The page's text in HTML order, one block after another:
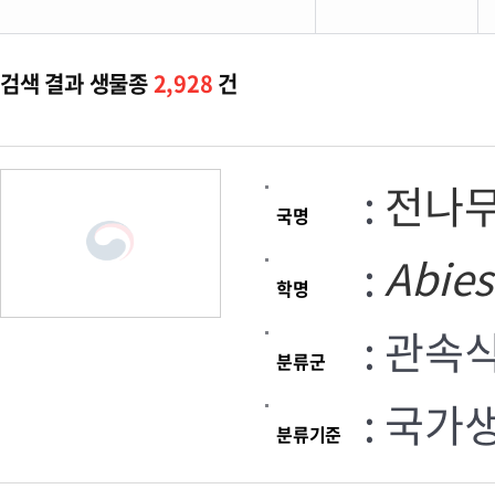
검색 결과 생물종2,928 건
국명 : 전나
학명 :Abies
분류군 : 관속
분류기준 : 국가